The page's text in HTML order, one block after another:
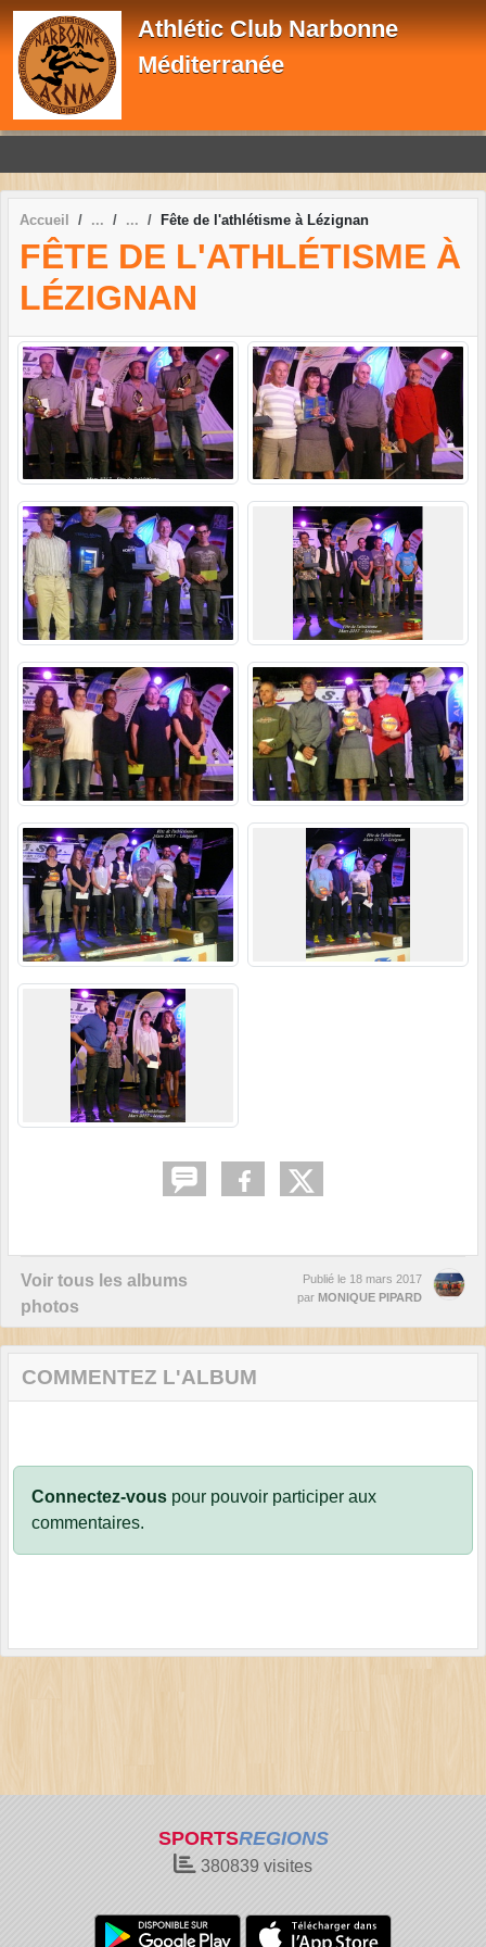
Athlétic Club Narbonne
Méditerranée
Accueil Fête de l'athlétisme à Lézignan
FÊTE DE L'ATHLÉTISME À
LÉZIGNAN
Voir tous les albums
photos
Publié le 18 mars 2017
par MONIQUE PIPARD
COMMENTEZ L'ALBUM
Connectez-vous pour pouvoir participer aux
commentaires.
SPORTSREGIONS
380839 visites
Panneau de gestion des cookies